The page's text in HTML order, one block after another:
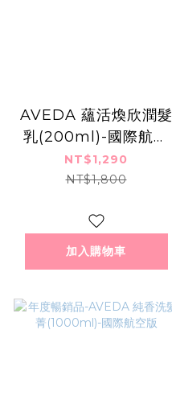
AVEDA 蘊活煥欣潤髮
乳(200ml)-國際航空
版
NT$1,290
NT$1,800
加入購物車